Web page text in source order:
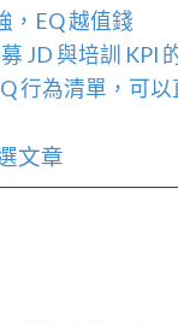
，EQ 越值錢
JD 與培訓 KPI
行為清單，可
文章